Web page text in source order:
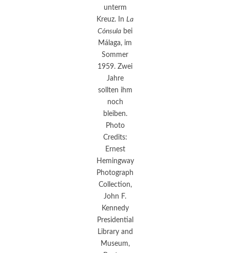
unterm
Kreuz. In La
Cónsula bei
Málaga, im
Sommer
1959. Zwei
Jahre
sollten ihm
noch
bleiben.
Photo
Credits:
Ernest
Hemingway
Photograph
Collection,
John F.
Kennedy
Presidential
Library and
Museum,